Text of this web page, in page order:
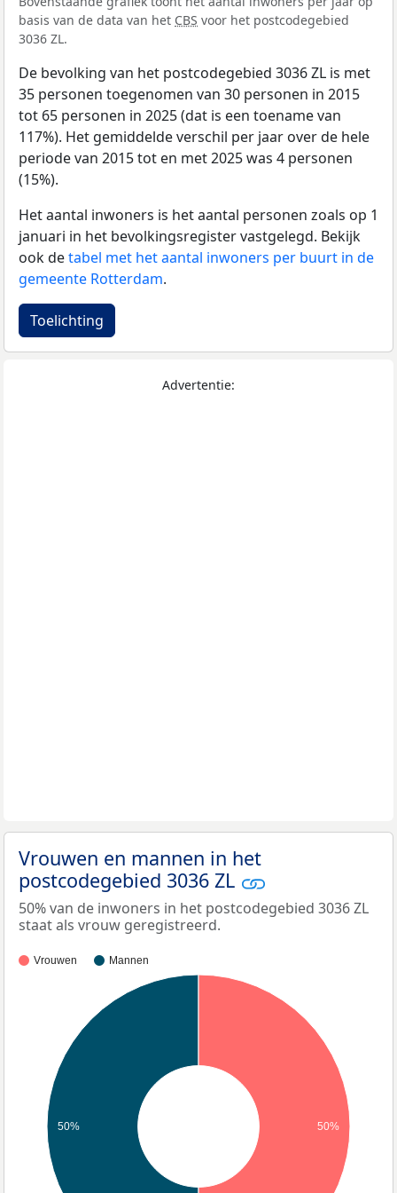
basis van de data van het CBS voor het postcodegebied
3036 ZL.
De bevolking van het postcodegebied 3036 ZL is met
35 personen toegenomen van 30 personen in 2015
tot 65 personen in 2025 (dat is een toename van
117%). Het gemiddelde verschil per jaar over de hele
periode van 2015 tot en met 2025 was 4 personen
(15%).
Het aantal inwoners is het aantal personen zoals op 1
januari in het bevolkingsregister vastgelegd. Bekijk
ook detabel met het aantal inwoners per buurt in de
gemeente Rotterdam.
Toelichting
Advertentie:
Vrouwen en mannen in het
postcodegebied 3036 ZL
50% van de inwoners in het postcodegebied 3036 ZL
staat als vrouw geregistreerd.
Vrouwen Mannen
50% 50%